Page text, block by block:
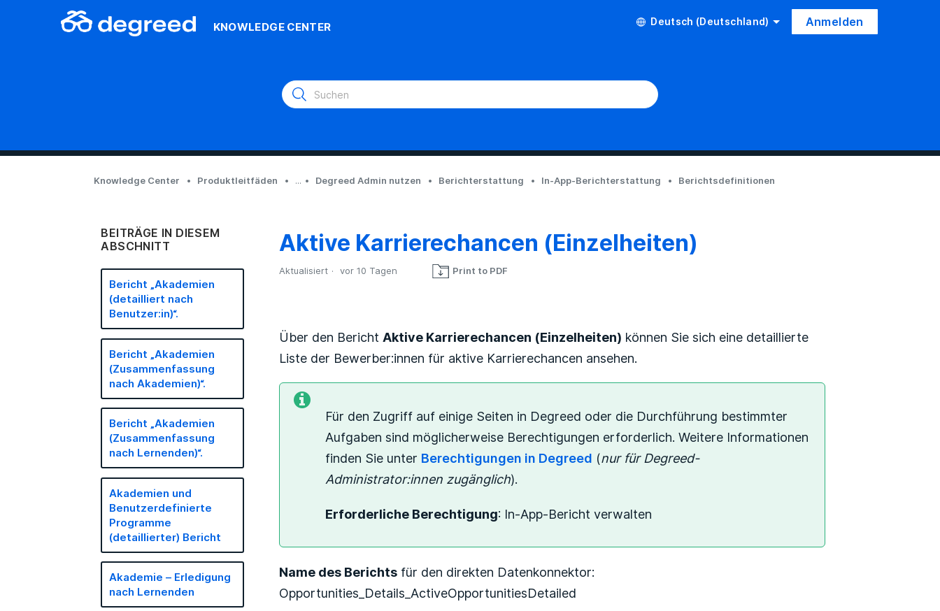
KNOWLEDGE CENTER Deutsch (Deutschland) Anmelden
Knowledge Center Produktleitfäden ... Degreed Admin nutzen Berichterstattung In-App-Berichterstattung Berichtsdefinitionen
BEITRÄGE IN DIESEM
ABSCHNITT
Bericht „Akademien
(detailliert nach
Benutzer:in)“.
Bericht „Akademien
(Zusammenfassung
nach Akademien)“.
Bericht „Akademien
(Zusammenfassung
nach Lernenden)“.
Akademien und
Benutzerdefinierte
Programme
(detaillierter) Bericht
Akademie – Erledigung
nach Lernenden
Aktive Karrierechancen (Einzelheiten)
Aktualisiert vor 10 Tagen Print to PDF
Über den BerichtAktive Karrierechancen (Einzelheiten) können Sie sich eine detaillierte
Liste der Bewerber:innen für aktive Karrierechancen ansehen.
Für den Zugriff auf einige Seiten in Degreed oder die Durchführung bestimmter
Aufgaben sind möglicherweise Berechtigungen erforderlich. Weitere Informationen
finden Sie unter Berechtigungen in Degreed (nur für Degreed-
Administrator:innen zugänglich).
Erforderliche Berechtigung: In-App-Bericht verwalten
Name des Berichts für den direkten Datenkonnektor:
Opportunities_Details_ActiveOpportunitiesDetailed